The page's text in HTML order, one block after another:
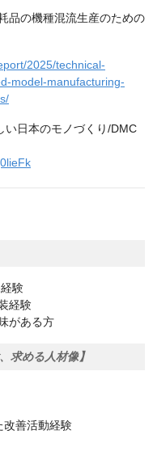
品の機種混流生産のための
2025/technical-
model-manufacturing-
い日本のモノづくり/DMC
験
経験
がある方
求める人材像】
改善活動経験